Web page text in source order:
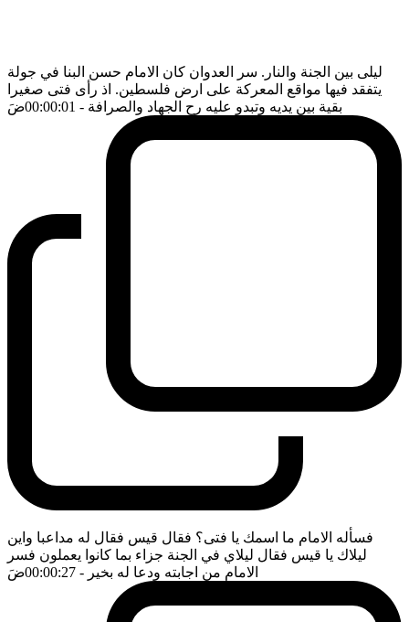
ليلى بين الجنة والنار. سر العدوان كان الامام حسن البنا في جولة
يتفقد فيها مواقع المعركة على ارض فلسطين. اذ رأى فتى صغيرا
بقية بين يديه وتبدو عليه رح الجهاد والصرافة - 00:00:01 ضَ
فسأله الامام ما اسمك يا فتى؟ فقال قيس فقال له مداعبا واين
ليلاك يا قيس فقال ليلاي في الجنة جزاء بما كانوا يعملون فسر
الامام من اجابته ودعا له بخير - 00:00:27 ضَ